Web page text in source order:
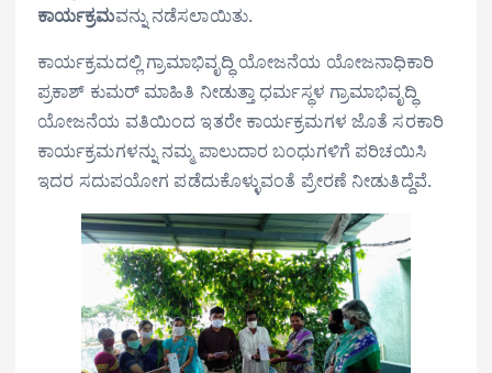
ಕಾರ್ಯಕ್ರಮವನ್ನು ನಡೆಸಲಾಯಿತು.
ಕಾರ್ಯಕ್ರಮದಲ್ಲಿ ಗ್ರಾಮಾಭಿವೃದ್ಧಿ ಯೋಜನೆಯ ಯೋಜನಾಧಿಕಾರಿ
ಪ್ರಕಾಶ್‌ ಕುಮರ್ ಮಾಹಿತಿ ನೀಡುತ್ತಾ ಧರ್ಮಸ್ಥಳ ಗ್ರಾಮಾಭಿವೃದ್ಧಿ
ಯೋಜನೆಯ ವತಿಯಿಂದ ಇತರೇ ಕಾರ್ಯಕ್ರಮಗಳ ಜೊತೆ ಸರಕಾರಿ
ಕಾರ್ಯಕ್ರಮಗಳನ್ನು ನಮ್ಮ ಪಾಲುದಾರ ಬಂಧುಗಳಿಗೆ ಪರಿಚಯಿಸಿ
ಇದರ ಸದುಪಯೋಗ ಪಡೆದುಕೊಳ್ಳುವಂತೆ ಪ್ರೇರಣೆ ನೀಡುತಿದ್ದೆವೆ.